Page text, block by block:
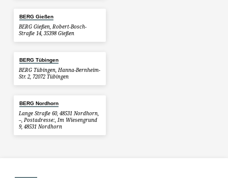
BERG Gießen
BERG Gießen, Robert-Bosch-
Straße 14, 35398 Gießen
BERG Tübingen
BERG Tübingen, Hanna-Bernheim-
Str. 2, 72072 Tübingen
BERG Nordhorn
Lange Straße 60, 48531 Nordhorn,
–, Postadresse:, Im Wiesengrund
9, 48531 Nordhorn